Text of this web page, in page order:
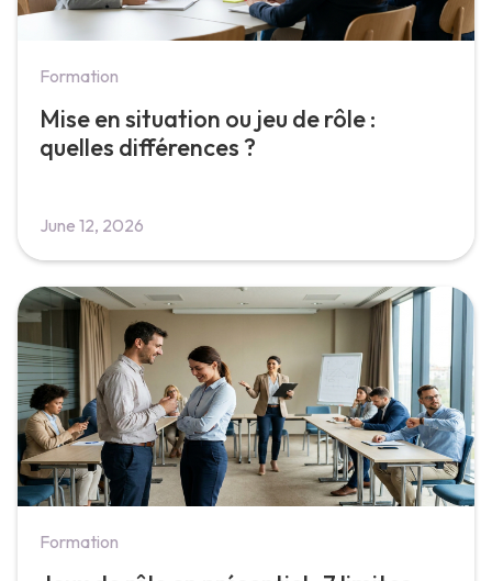
Formation
Mise en situation ou jeu de rôle :
quelles différences ?
June 12, 2026
Formation